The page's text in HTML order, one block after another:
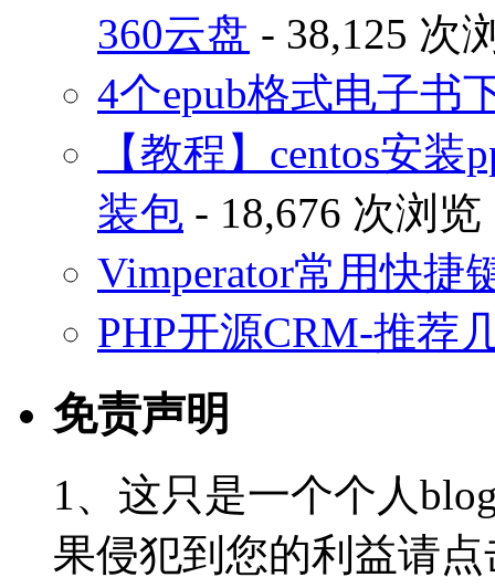
360云盘 - 38,125 次
4个epub格式电子书
【教程】centos安
装包 - 18,676 次浏览
Vimperator常用快捷
PHP开源CRM-推荐
免责声明
1、这只是一个个人
果侵犯到您的利益请